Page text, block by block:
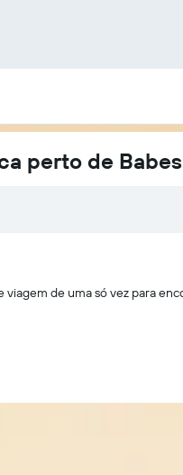
perto de
viagem de uma só vez para